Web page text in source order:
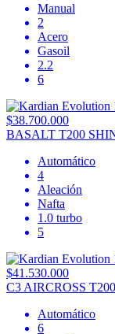
Manual
2
Acero
Gasoil
2.2
6
$38.700.000
BASALT T200
Automático
4
Aleación
Nafta
1.0 turbo
5
$41.530.000
C3 AIRCROSS
Automático
6